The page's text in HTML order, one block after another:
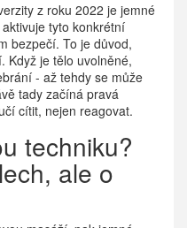
z roku 2022 je jemné
tyto konkrétní
bezpečí. To je důvod,
Když je tělo uvolněné,
- až tehdy se může
tady začíná pravá
cítit, nejen reagovat.
techniku?
ale o